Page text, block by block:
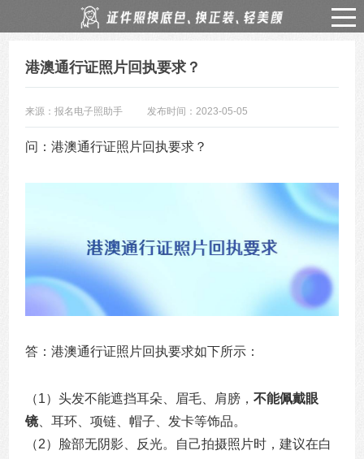
港澳通行证照片回执要求？
来源：报名电子照助手 发布时间：2023-05-05
问：港澳通行证照片回执要求？
答：港澳通行证照片回执要求如下所示：
（1）头发不能遮挡耳朵、眉毛、肩膀，不能佩戴眼
镜 、耳环、项链、帽子、发卡等饰品。
（2）脸部无阴影、反光。自己拍摄照片时，建议在白